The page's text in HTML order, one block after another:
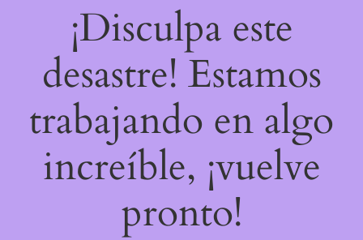
¡Disculpa este
desastre! Estamos
trabajando en algo
increíble, ¡vuelve
pronto!